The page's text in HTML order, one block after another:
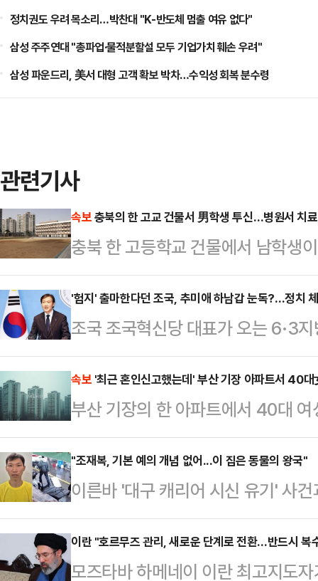
정치권도 우려 목소리…박찬대 "K-반도체 멈출 여유 없다"
삼성 주주연대 "총파업·물적분할설 모두 기업가치 훼손 우려"
삼성 파운드리, 美서 대형 고객 확보 박차…수익성 회복 분수령
관련기사
속보충북의 한 고교 건물서 男학생 투신…병원서 치
충북 한 고등학교 건물에서 남학생
다.28일 소방 당국에 따르면, 전날
건물 옥상에서 "남학생이 뛰어내렸
한 소방 당국은 A군을 병원으로 옮
골절상을 입어 응급치료를 받았으
과 소방 당국은 정확한 경위를 조사
'험지' 출마한다던 조국, 추미애 하남갑 눈독?…정치
조국 조국혁신당 대표가 오는 6·3
'험지' 출마 의지를 밝힌 가운데 경
쏠리고 있다. 추미애 더불어민주당
될 예정인 지역구를 겨냥한 발언으
성이 구체화하는 분위기다.9일 정
국립3·15민주묘지를 참배한 뒤 재
하지 않겠다"며 "특정 지역의 갇혀
험지 출마 의지…
속보 '최근 혼인신고했는데' 부산 기장 아파트서 40
부산 기장의 한 아파트에서 40대
전 2시22분께 기장군의 한 아파트
채 발견됐다.남성을 살해한 것으로
다. 부부는 최근 혼인신고를 한 것
조사하고 있다.
"조재복, 기본 예의 개념 없어...이 집은 동물의 왕국"
이른바 '대구 캐리어 시신 유기' 사
로 사건을 봐서는 안된다"고 강조
성 순천향대 경찰행정학과 교수는
하천에 유기한 조재복(26)에 대해 "
이란 "호르무즈 관리, 새로운 단계로 전환…반드시 복
모즈타바 하메네이 이란 최고지도